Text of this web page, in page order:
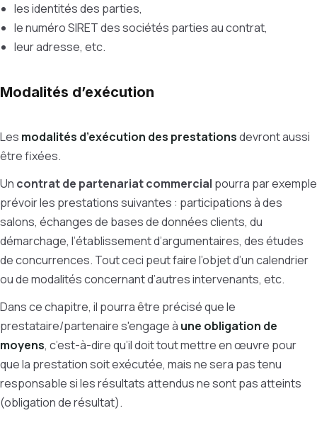
les identités des parties,
le numéro SIRET des sociétés parties au contrat,
leur adresse, etc.
Modalités d’exécution
Les modalités d’exécution des prestationsdevront aussi
être fixées.
Un contrat de partenariat commercial pourra par exemple
prévoir les prestations suivantes : participations à des
salons, échanges de bases de données clients, du
démarchage, l’établissement d’argumentaires, des études
de concurrences. Tout ceci peut faire l’objet d’un calendrier
ou de modalités concernant d’autres intervenants, etc.
Dans ce chapitre, il pourra être précisé que le
prestataire/partenaire s'engage à une obligation de
moyens, c’est-à-dire qu’il doit tout mettre en œuvre pour
que la prestation soit exécutée, mais ne sera pas tenu
responsable si les résultats attendus ne sont pas atteints
(obligation de résultat).